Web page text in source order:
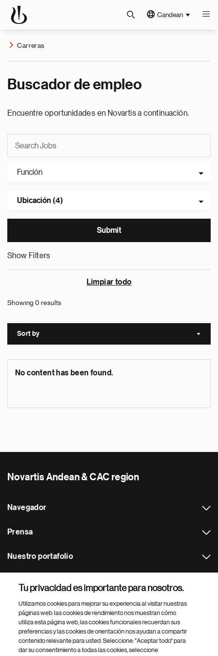
Candean
Carreras
Buscador de empleo
Encuentre oportunidades en Novartis a continuación.
Función
Ubicación (4)
Show Filters
Limpiar todo
Showing 0 results
Sort by Sort
No content has been found.
Novartis Andean & CAC region
Navegador
Prensa
Nuestro portafolio
Footer Site Search
Tu privacidad es importante para nosotros.
Utilizamos cookies para mejorar su experiencia al visitar nuestras
páginas web: las cookies de rendimiento nos muestran cómo
utiliza esta página web, las cookies funcionales recuerdan sus
preferencias y las cookies de orientación nos ayudan a compartir
contenido relevante para usted. Seleccione: "Aceptar todo" para
dar su consentimiento a todas las cookies, seleccione